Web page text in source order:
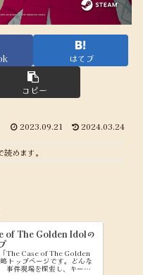
はてブ
コピー
2023.09.21 2024.03.24
読めます。
of The Golden Idolの
The Case of The Golden
トップページです。どんな
事件現場を探索し、キーワ